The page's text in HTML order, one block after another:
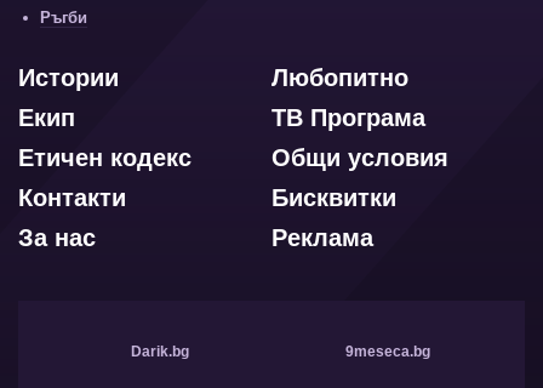
Ръгби
Любопитно
Истории
ТВ Програма
Екип
Общи условия
Етичен кодекс
Бисквитки
Контакти
Реклама
За нас
Darik.bg 9meseca.bg